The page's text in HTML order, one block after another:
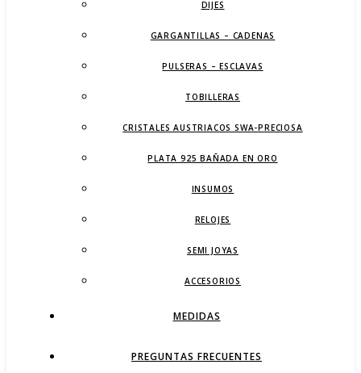
DIJES
GARGANTILLAS – CADENAS
PULSERAS – ESCLAVAS
TOBILLERAS
CRISTALES AUSTRIACOS SWA-PRECIOSA
PLATA 925 BAÑADA EN ORO
INSUMOS
RELOJES
SEMI JOYAS
ACCESORIOS
MEDIDAS
PREGUNTAS FRECUENTES